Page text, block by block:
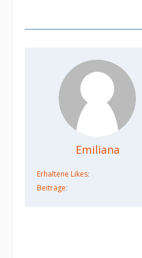
Emiliana
Erhaltene Likes
Beiträge